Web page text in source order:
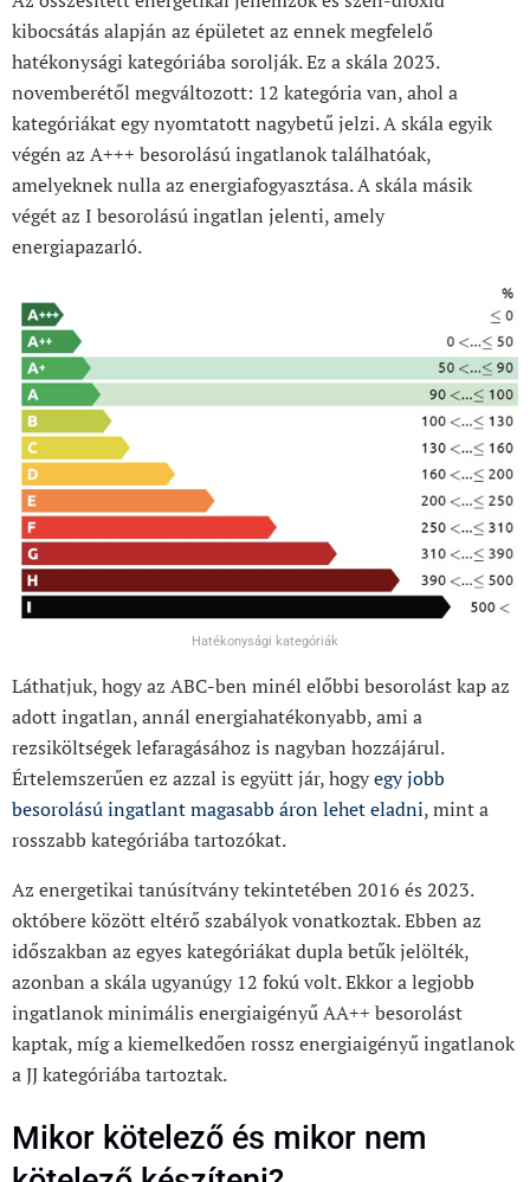
kibocsátás alapján az épületet az ennek megfelelő
hatékonysági kategóriába sorolják. Ez a skála 2023.
novemberétől megváltozott: 12 kategória van, ahol a
kategóriákat egy nyomtatott nagybetű jelzi. A skála egyik
végén az A+++ besorolású ingatlanok találhatóak,
amelyeknek nulla az energiafogyasztása. A skála másik
végét az I besorolású ingatlan jelenti, amely
energiapazarló.
Hatékonysági kategóriák
Láthatjuk, hogy az ABC-ben minél előbbi besorolást kap az
adott ingatlan, annál energiahatékonyabb, ami a
rezsiköltségek lefaragásához is nagyban hozzájárul.
Értelemszerűen ez azzal is együtt jár, hogyegy jobb
besorolású ingatlant magasabb áron lehet eladni, mint a
rosszabb kategóriába tartozókat.
Az energetikai tanúsítvány tekintetében 2016 és 2023.
októbere között eltérő szabályok vonatkoztak. Ebben az
időszakban az egyes kategóriákat dupla betűk jelölték,
azonban a skála ugyanúgy 12 fokú volt. Ekkor a legjobb
ingatlanok minimális energiaigényű AA++ besorolást
kaptak, míg a kiemelkedően rossz energiaigényű ingatlanok
a JJ kategóriába tartoztak.
Mikor kötelező és mikor nem